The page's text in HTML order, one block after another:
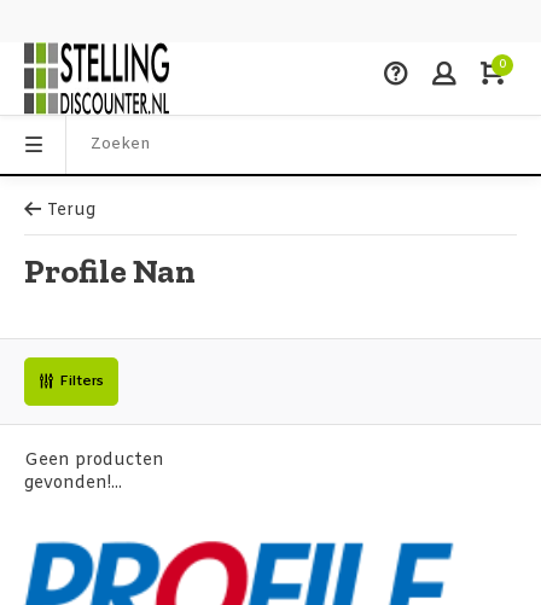
0
Terug
Profile Nan
Filters
Geen producten
gevonden!...